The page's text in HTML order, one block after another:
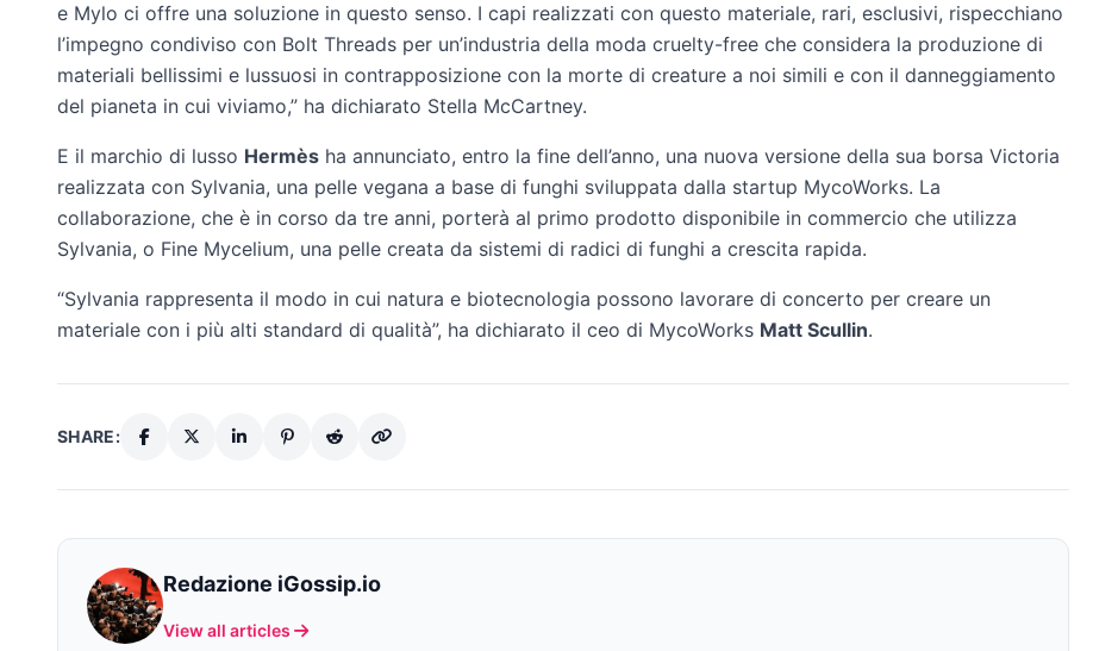
e Mylo ci offre una soluzione in questo senso. I capi realizzati con questo materiale, rari, esclusivi, rispecchiano
l’impegno condiviso con Bolt Threads per un’industria della moda cruelty-free che considera la produzione di
materiali bellissimi e lussuosi in contrapposizione con la morte di creature a noi simili e con il danneggiamento
del pianeta in cui viviamo,” ha dichiarato Stella McCartney.
E il marchio di lusso Hermès ha annunciato, entro la fine dell’anno, una nuova versione della sua borsa Victoria
realizzata con Sylvania, una pelle vegana a base di funghi sviluppata dalla startup MycoWorks. La
collaborazione, che è in corso da tre anni, porterà al primo prodotto disponibile in commercio che utilizza
Sylvania, o Fine Mycelium, una pelle creata da sistemi di radici di funghi a crescita rapida.
“Sylvania rappresenta il modo in cui natura e biotecnologia possono lavorare di concerto per creare un
materiale con i più alti standard di qualità”, ha dichiarato il ceo di MycoWorks Matt Scullin.
SHARE:
Redazione iGossip.io
View all articles